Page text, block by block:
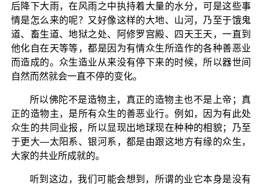
后降下大雨，在风雨之中执持着大量的水分，可是这些事
情是怎么来的呢？又好像这样的大地、山河，乃至于饿鬼
道、畜生道、地狱之处、阿修罗宫殿、四天王天，一直到
他化自在天等等，都是因为有情众生所造作的各种善恶业
而造成的。众生造业从来没有停下来的时候，所以器世间
自然而然就会一直不停的变化。
所以佛陀不是造物主，真正的造物主也不是上帝；真
正的造物主，是所有众生的善恶业行。例如，因为有此处
众生的共同业报，所以显现出地球现在种种的相貌；乃至
于更大—太阳系、银河系，都是由跟这地方有缘的众生，
大家的共业所成就的。
听到这边，我们可能会想到，所谓的业它本身是没有